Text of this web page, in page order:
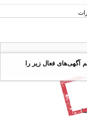
آگهی‌های فعال زیر را